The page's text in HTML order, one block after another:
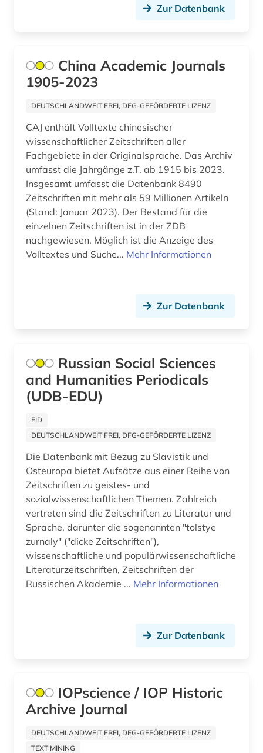
orientalistik (1)
ostasienwissenschaft (1)
pharmazie (14)
philosophie (2)
physik (11)
physische geografie (1)
polen (1)
politik (2)
politikwissenschaft (1)
publishing network (1)
publizistik (1)
recht (2)
repository (1)
romanistik (3)
royal society (1)
rundfunk (1)
russland (2)
slawistik (3)
sozialwissenschaften (25)
sport (1)
sportwissenschaft (1)
Zur Datenbank
China Academic Journals
1905-2023
DEUTSCHLANDWEIT FREI, DFG-GEFÖRDERTE LIZENZ
CAJ enthält Volltexte chinesischer
wissenschaftlicher Zeitschriften aller
Fachgebiete in der Originalsprache. Das Archiv
umfasst die Jahrgänge z.T. ab 1915 bis 2023.
Insgesamt umfasst die Datenbank 8490
Zeitschriften mit mehr als 59 Millionen Artikeln
(Stand: Januar 2023). Der Bestand für die
einzelnen Zeitschriften ist in der ZDB
nachgewiesen. Möglich ist die Anzeige des
Volltextes und Suche... Mehr Informationen
Zur Datenbank
Russian Social Sciences
and Humanities Periodicals
(UDB-EDU)
FID
DEUTSCHLANDWEIT FREI, DFG-GEFÖRDERTE LIZENZ
Die Datenbank mit Bezug zu Slavistik und
Osteuropa bietet Aufsätze aus einer Reihe von
Zeitschriften zu geistes- und
sozialwissenschaftlichen Themen. Zahlreich
vertreten sind die Zeitschriften zu Literatur und
Sprache, darunter die sogenannten "tolstye
zurnaly" ("dicke Zeitschriften"),
wissenschaftliche und populärwissenschaftliche
Literaturzeitschriften, Zeitschriften der
Russischen Akademie ... Mehr Informationen
Zur Datenbank
IOPscience / IOP Historic
Archive Journal
DEUTSCHLANDWEIT FREI, DFG-GEFÖRDERTE LIZENZ
TEXT MINING